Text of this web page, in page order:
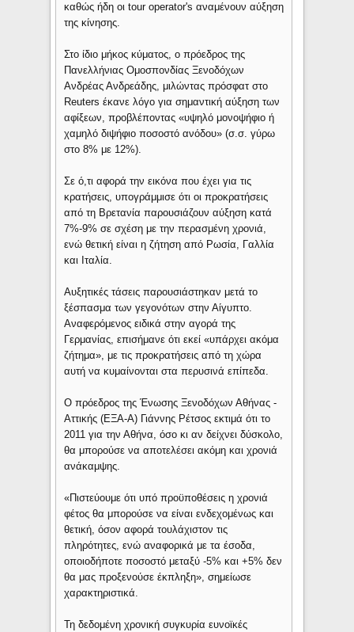
καθώς ήδη οι tour operator's αναμένουν αύξηση
της κίνησης.
Στο ίδιο μήκος κύματος, ο πρόεδρος της
Πανελλήνιας Ομοσπονδίας Ξενοδόχων
Ανδρέας Ανδρεάδης, μιλώντας πρόσφατ στο
Reuters έκανε λόγο για σημαντική αύξηση των
αφίξεων, προβλέποντας «υψηλό μονοψήφιο ή
χαμηλό διψήφιο ποσοστό ανόδου» (σ.σ. γύρω
στο 8% με 12%).
Σε ό,τι αφορά την εικόνα που έχει για τις
κρατήσεις, υπογράμμισε ότι οι προκρατήσεις
από τη Βρετανία παρουσιάζουν αύξηση κατά
7%-9% σε σχέση με την περασμένη χρονιά,
ενώ θετική είναι η ζήτηση από Ρωσία, Γαλλία
και Ιταλία.
Αυξητικές τάσεις παρουσιάστηκαν μετά το
ξέσπασμα των γεγονότων στην Αίγυπτο.
Αναφερόμενος ειδικά στην αγορά της
Γερμανίας, επισήμανε ότι εκεί «υπάρχει ακόμα
ζήτημα», με τις προκρατήσεις από τη χώρα
αυτή να κυμαίνονται στα περυσινά επίπεδα.
Ο πρόεδρος της Ένωσης Ξενοδόχων Αθήνας -
Αττικής (ΕΞΑ-Α) Γιάννης Ρέτσος εκτιμά ότι το
2011 για την Αθήνα, όσο κι αν δείχνει δύσκολο,
θα μπορούσε να αποτελέσει ακόμη και χρονιά
ανάκαμψης.
«Πιστεύουμε ότι υπό προϋποθέσεις η χρονιά
φέτος θα μπορούσε να είναι ενδεχομένως και
θετική, όσον αφορά τουλάχιστον τις
πληρότητες, ενώ αναφορικά με τα έσοδα,
οποιοδήποτε ποσοστό μεταξύ -5% και +5% δεν
θα μας προξενούσε έκπληξη», σημείωσε
χαρακτηριστικά.
Τη δεδομένη χρονική συγκυρία ευνοϊκές